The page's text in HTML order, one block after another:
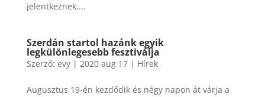
jelentkeznek,...
​Szerdán startol hazánk egyik
legkülönlegesebb fesztiválja
Szerző: evy| 2020 aug 17| Hírek
Augusztus 19-én kezdődik és négy napon át várja a